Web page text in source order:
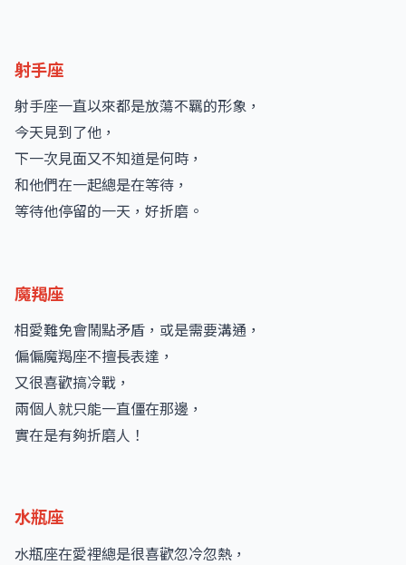
射手座
射手座一直以來都是放蕩不羈的形象，
今天見到了他，
下一次見面又不知道是何時，
和他們在一起總是在等待，
等待他停留的一天，好折磨。
魔羯座
相愛難免會鬧點矛盾，或是需要溝通，
偏偏魔羯座不擅長表達，
又很喜歡搞冷戰，
兩個人就只能一直僵在那邊，
實在是有夠折磨人！
水瓶座
水瓶座在愛裡總是很喜歡忽冷忽熱，